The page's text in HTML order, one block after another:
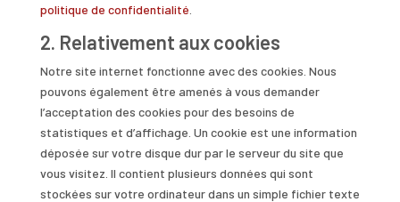
politique de confidentialité
2. Relativement aux cookies
Notre site internet fonctionne avec des cookies. Nous
pouvons également être amenés à vous demander
l’acceptation des cookies pour des besoins de
statistiques et d’affichage. Un cookie est une information
déposée sur votre disque dur par le serveur du site que
vous visitez. Il contient plusieurs données qui sont
stockées sur votre ordinateur dans un simple fichier texte